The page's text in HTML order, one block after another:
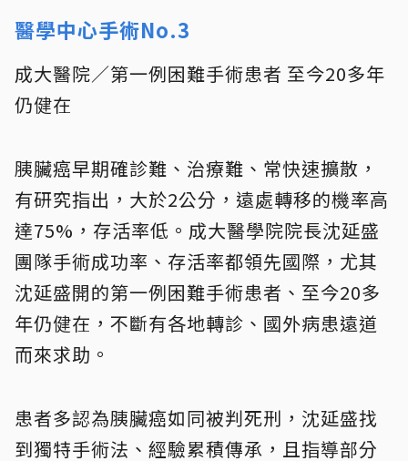
醫學中心手術No.3
成大醫院／第一例困難手術患者 至今20多年
仍健在
胰臟癌早期確診難、治療難、常快速擴散，
有研究指出，大於2公分，遠處轉移的機率高
達75%，存活率低。成大醫學院院長沈延盛
團隊手術成功率、存活率都領先國際，尤其
沈延盛開的第一例困難手術患者、至今20多
年仍健在，不斷有各地轉診、國外病患遠道
而來求助。
患者多認為胰臟癌如同被判死刑，沈延盛找
到獨特手術法、經驗累積傳承，且指導部分